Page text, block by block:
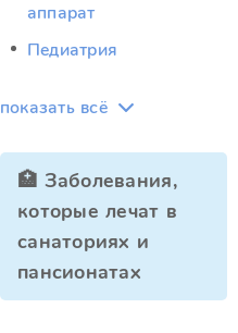
аппарат
Педиатрия
показать всё
🏥 Заболевания,
которые лечат в
санаториях и
пансионатах